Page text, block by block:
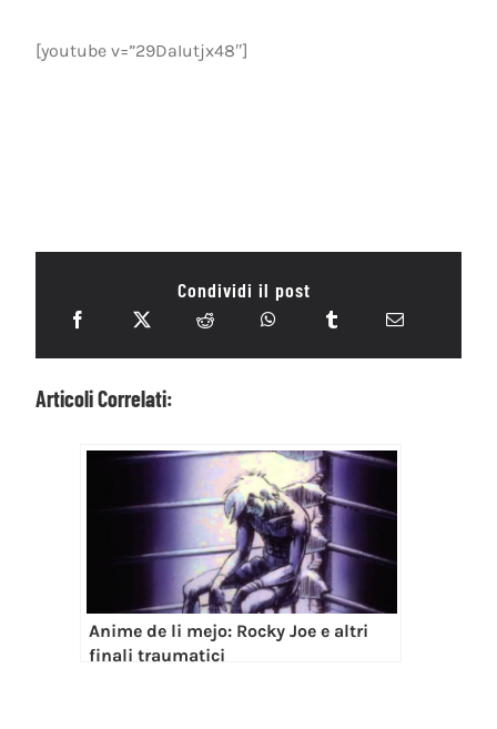
[youtube v=”29DaIutjx48″]
Condividi il post
Articoli Correlati:
Anime de li mejo: Rocky Joe e altri
finali traumatici